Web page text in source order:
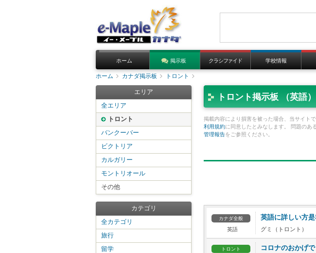
ホーム 掲示板 クラシファイド 学校情報
ホーム カナダ掲示板 トロント
トロント掲示板 （英語）
掲載内容により損害を被った場合、当サイト
利用規約に同意したとみなします。 問題のあ
管理報告をご参照ください。
カナダ全般
英語
英語に詳しい方
グミ（トロント）
トロント コロナのおかげ
エリア
全エリア
トロント
バンクーバー
ビクトリア
カルガリー
モントリオール
その他
カテゴリ
全カテゴリ
旅行
留学